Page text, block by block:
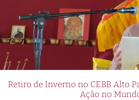
Retiro de Inverno no CEBB Alto
Ação no